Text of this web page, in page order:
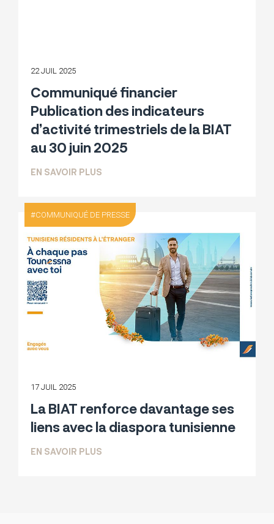
22 JUIL 2025
Communiqué financier
Publication des indicateurs
d’activité trimestriels de la BIAT
au 30 juin 2025
EN SAVOIR PLUS
COMMUNIQUÉ DE PRESSE
17 JUIL 2025
La BIAT renforce davantage ses
liens avec la diaspora tunisienne
EN SAVOIR PLUS